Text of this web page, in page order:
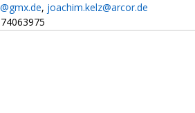
, joachim.kelz@arcor.de